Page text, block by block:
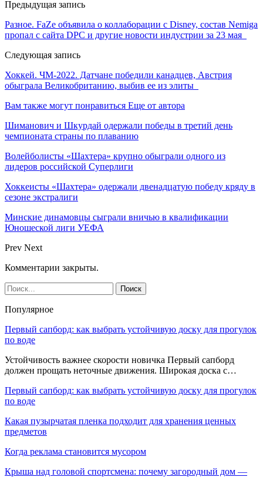
Предыдущая запись
Разное. FaZe объявила о коллаборации с Disney, состав Nemiga
пропал с сайта DPC и другие новости индустрии за 23 мая
Следующая запись
Хоккей. ЧМ-2022. Датчане победили канадцев, Австрия
обыграла Великобританию, выбив ее из элиты
Вам также могут понравиться Еще от автора
Шиманович и Шкурдай одержали победы в третий день
чемпионата страны по плаванию
Волейболисты «Шахтера» крупно обыграли одного из
лидеров российской Суперлиги
Хоккеисты «Шахтера» одержали двенадцатую победу кряду в
сезоне экстралиги
Минские динамовцы сыграли вничью в квалификации
Юношеской лиги УЕФА
Prev Next
Комментарии закрыты.
Популярное
Первый сапборд: как выбрать устойчивую доску для прогулок
по воде
Устойчивость важнее скорости новичка Первый сапборд
должен прощать неточные движения. Широкая доска с…
Первый сапборд: как выбрать устойчивую доску для прогулок
по воде
Какая пузырчатая пленка подходит для хранения ценных
предметов
Когда реклама становится мусором
Крыша над головой спортсмена: почему загородный дом —